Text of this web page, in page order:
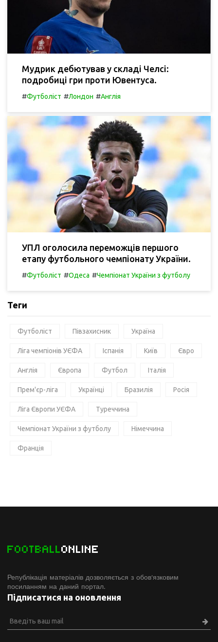
Мудрик дебютував у складі Челсі:
подробиці гри проти Ювентуса.
#Футболіст #Лондон #Англія
УПЛ оголосила переможців першого
етапу футбольного чемпіонату України.
#Футболіст #Одеса #Чемпіонат України з футболу
Теги
Футболіст Півзахисник Україна
Ліга чемпіонів УЄФА Іспанія Київ Євро
Англія Європа Футбол Італія
Прем'єр-ліга Українці Бразилія Росія
Ліга Європи УЄФА Туреччина
Чемпіонат України з футболу Німеччина
Франція
FOOTBALLONLINE
Републікація матеріалів дозволяється з обов'язковим
посиланням на даний портал.
Підписатися на оновлення